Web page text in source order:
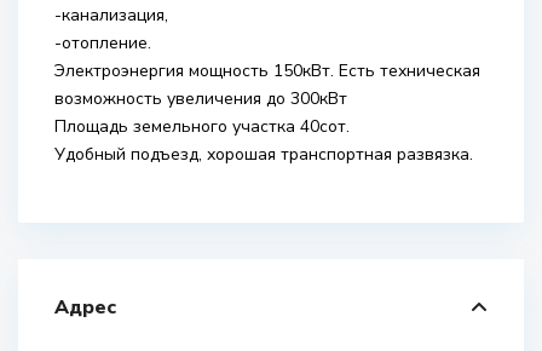
-канализация,
-отопление.
Электроэнергия мощность 150кВт. Есть техническая
возможность увеличения до 300кВт
Площадь земельного участка 40сот.
Удобный подъезд, хорошая транспортная развязка.
Адрес